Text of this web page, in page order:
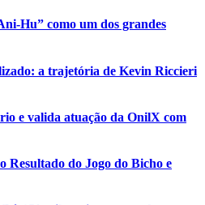
Hu” como um dos grandes
a trajetória de Kevin Riccieri
e valida atuação da OnilX com
Resultado do Jogo do Bicho e